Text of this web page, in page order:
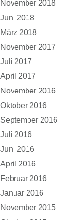
November 2018
Juni 2018
März 2018
November 2017
Juli 2017
April 2017
November 2016
Oktober 2016
September 2016
Juli 2016
Juni 2016
April 2016
Februar 2016
Januar 2016
November 2015